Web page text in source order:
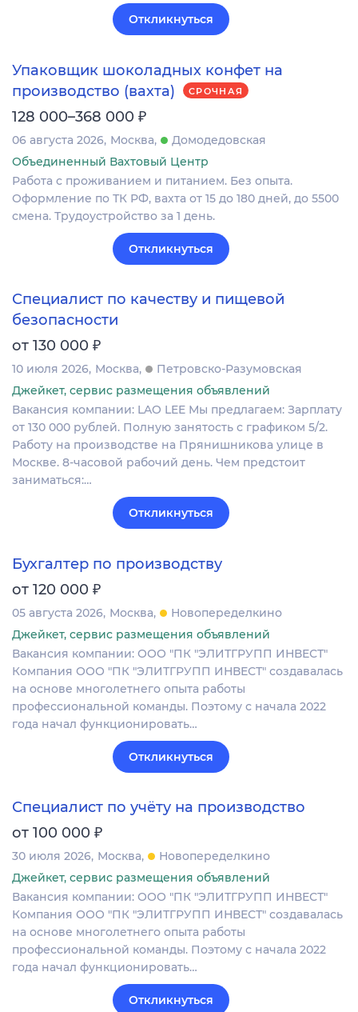
Откликнуться
Упаковщик шоколадных конфет на
производство (вахта)
СРОЧНАЯ
128 000–368 000 ₽
06 августа 2026 Москва
Домодедовская
Объединенный Вахтовый Центр
Работа с проживанием и питанием. Без опыта.
Оформление по ТК РФ, вахта от 15 до 180 дней, до 5500
смена. Трудоустройство за 1 день.
Откликнуться
Специалист по качеству и пищевой
безопасности
от 130 000 ₽
10 июля 2026 Москва
Петровско-Разумовская
Джейкет, сервис размещения объявлений
Вакансия компании: LAO LEE Мы предлагаем: Зарплату
от 130 000 рублей. Полную занятость с графиком 5/2.
Работу на производстве на Прянишникова улице в
Москве. 8-часовой рабочий день. Чем предстоит
заниматься:…
Откликнуться
Бухгалтер по производству
от 120 000 ₽
05 августа 2026 Москва
Новопеределкино
Джейкет, сервис размещения объявлений
Вакансия компании: ООО "ПК "ЭЛИТГРУПП ИНВЕСТ"
Компания ООО "ПК "ЭЛИТГРУПП ИНВЕСТ" создавалась
на основе многолетнего опыта работы
профессиональной команды. Поэтому с начала 2022
года начал функционировать…
Откликнуться
Специалист по учёту на производство
от 100 000 ₽
30 июля 2026 Москва
Новопеределкино
Джейкет, сервис размещения объявлений
Вакансия компании: ООО "ПК "ЭЛИТГРУПП ИНВЕСТ"
Компания ООО "ПК "ЭЛИТГРУПП ИНВЕСТ" создавалась
на основе многолетнего опыта работы
профессиональной команды. Поэтому с начала 2022
года начал функционировать…
Откликнуться